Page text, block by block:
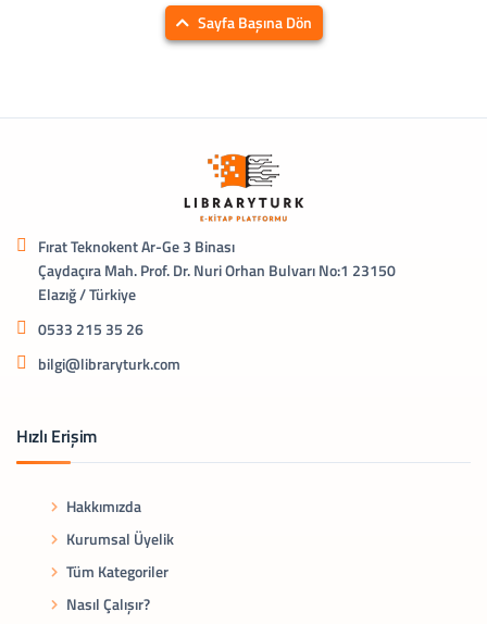
Sayfa Başına Dön
Fırat Teknokent Ar-Ge 3 Binası
Çaydaçıra Mah. Prof. Dr. Nuri Orhan Bulvarı No:1 23150
Elazığ / Türkiye
0533 215 35 26
bilgi@libraryturk.com
Hızlı Erişim
Hakkımızda
Kurumsal Üyelik
Tüm Kategoriler
Nasıl Çalışır?